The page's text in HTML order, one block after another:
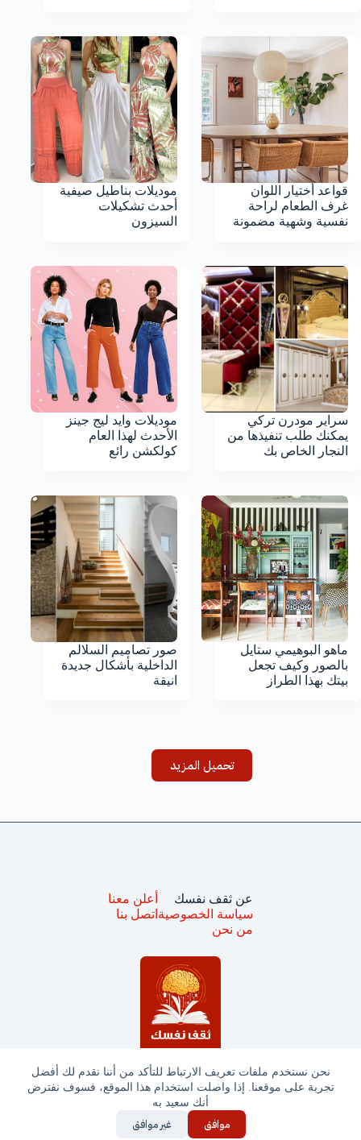
نحن نستخدم ملفات تعريف الارتباط للتأكد من أننا نقدم لك أفضل
تجربة على موقعنا. إذا واصلت استخدام هذا الموقع، فسوف نفترض
أنك سعيد به
موافق غير موافق
قواعد أختيار اللوان
غرف الطعام لراحة
نفسية وشهية مضمونة
موديلات بناطيل صيفية
أحدث تشكيلات
السيزون
سراير مودرن تركي
يمكنك طلب تنفيذها من
النجار الخاص بك
موديلات وايد ليج جينز
الأحدث لهذا العام
كولكشن رائع
ماهو البوهيمي ستايل
بالصور وكيف تجعل
بيتك بهذا الطراز
صور تصاميم السلالم
الداخلية بأشكال جديدة
انيقة
تحميل المزيد
جميع الحقوق محفوظة © ثقف نفسك 2025
عن ثقف نفسك
سياسة الخصوصية
من نحن
أعلن معنا
اتصل بنا